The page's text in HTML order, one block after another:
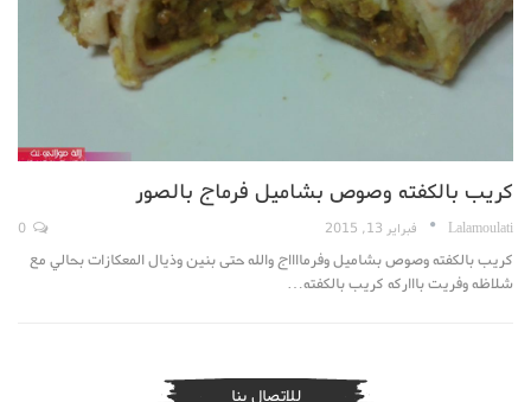
كريب بالكفته وصوص بشاميل فرماج بالصور
Lalamoulati فبراير 13, 2015
كريب بالكفته وصوص بشاميل وفرمااااج والله حتى بنين وذيال المعكازات بحالي مع
شلاظه وفريت باااركه كريب بالكفته…
للاتصال بنا